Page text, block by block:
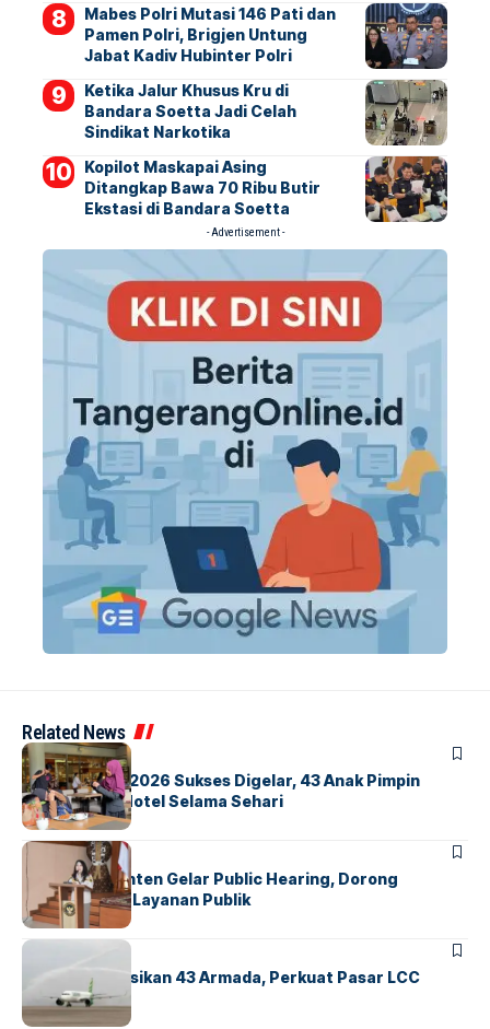
Mabes Polri Mutasi 146 Pati dan
Pamen Polri, Brigjen Untung
Jabat Kadiv Hubinter Polri
Ketika Jalur Khusus Kru di
Bandara Soetta Jadi Celah
Sindikat Narkotika
Kopilot Maskapai Asing
Ditangkap Bawa 70 Ribu Butir
Ekstasi di Bandara Soetta
- Advertisement -
Related News
BERITAINDEX
GM For A Day 2026 Sukses Digelar, 43 Anak Pimpin
Operasional Hotel Selama Sehari
BANDARABERITA
Karantina Banten Gelar Public Hearing, Dorong
Transparansi Layanan Publik
BANDARA
Citilink Operasikan 43 Armada, Perkuat Pasar LCC
Nasional